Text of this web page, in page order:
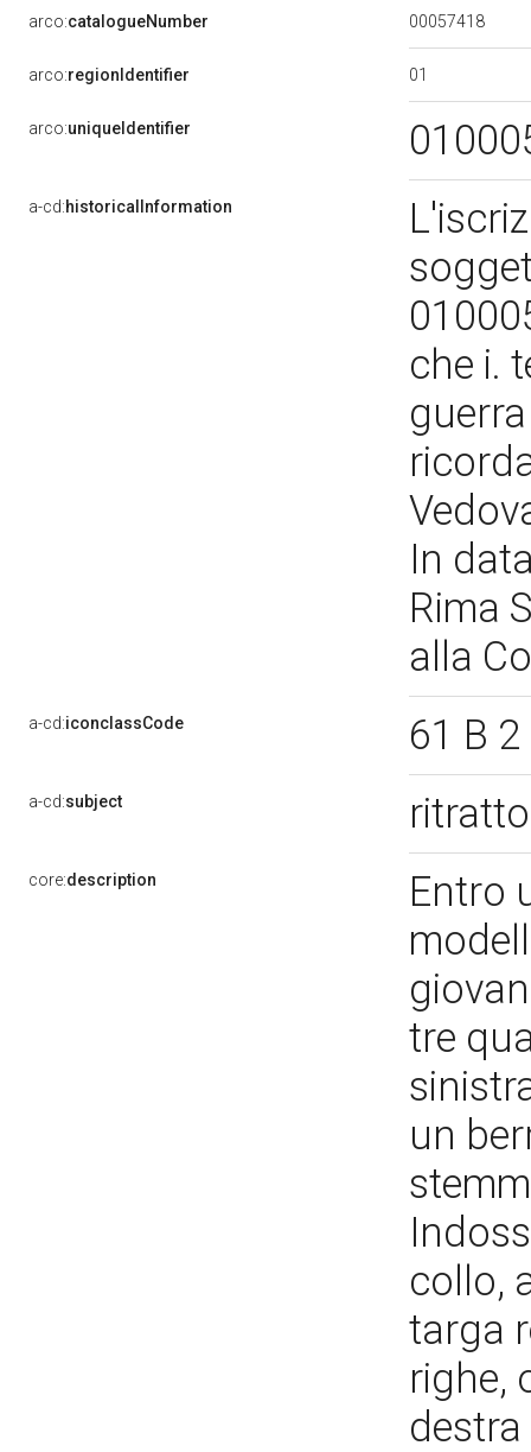
arco:catalogueNumber 00057418
arco:regionIdentifier 01
arco:uniqueIdentifier
a-cd:historicalInformation
che i.
In
Rima
alla
a-cd:iconclassCode 61 B
a-cd:subject
core:description
Entro
tre
un
collo,
targa
righe,